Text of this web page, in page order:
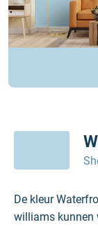
De kleur
williams kunnen